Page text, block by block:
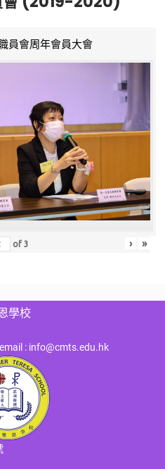
員會周年會員大會
of3 › »
學校
email : info@cmts.edu.hk